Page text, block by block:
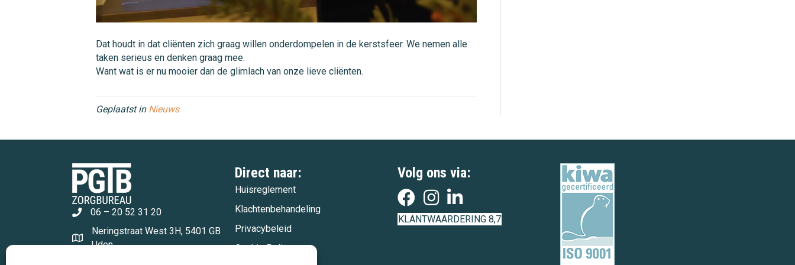
Dat houdt in dat cliënten zich graag willen onderdompelen in de kerstsfeer. We nemen alle
taken serieus en denken graag mee.
Want wat is er nu mooier dan de glimlach van onze lieve cliënten.
Geplaatst in Nieuws
06 – 20 52 31 20
Neringstraat West 3H, 5401 GB
Uden
Direct naar:
Huisreglement
Klachtenbehandeling
Privacybeleid
Cookie Policy
Volg ons via:
KLANTWAARDERING 8,7